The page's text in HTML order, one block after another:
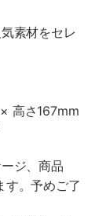
素材をセレ
高さ167mm
ジ、商品
す。予めご了